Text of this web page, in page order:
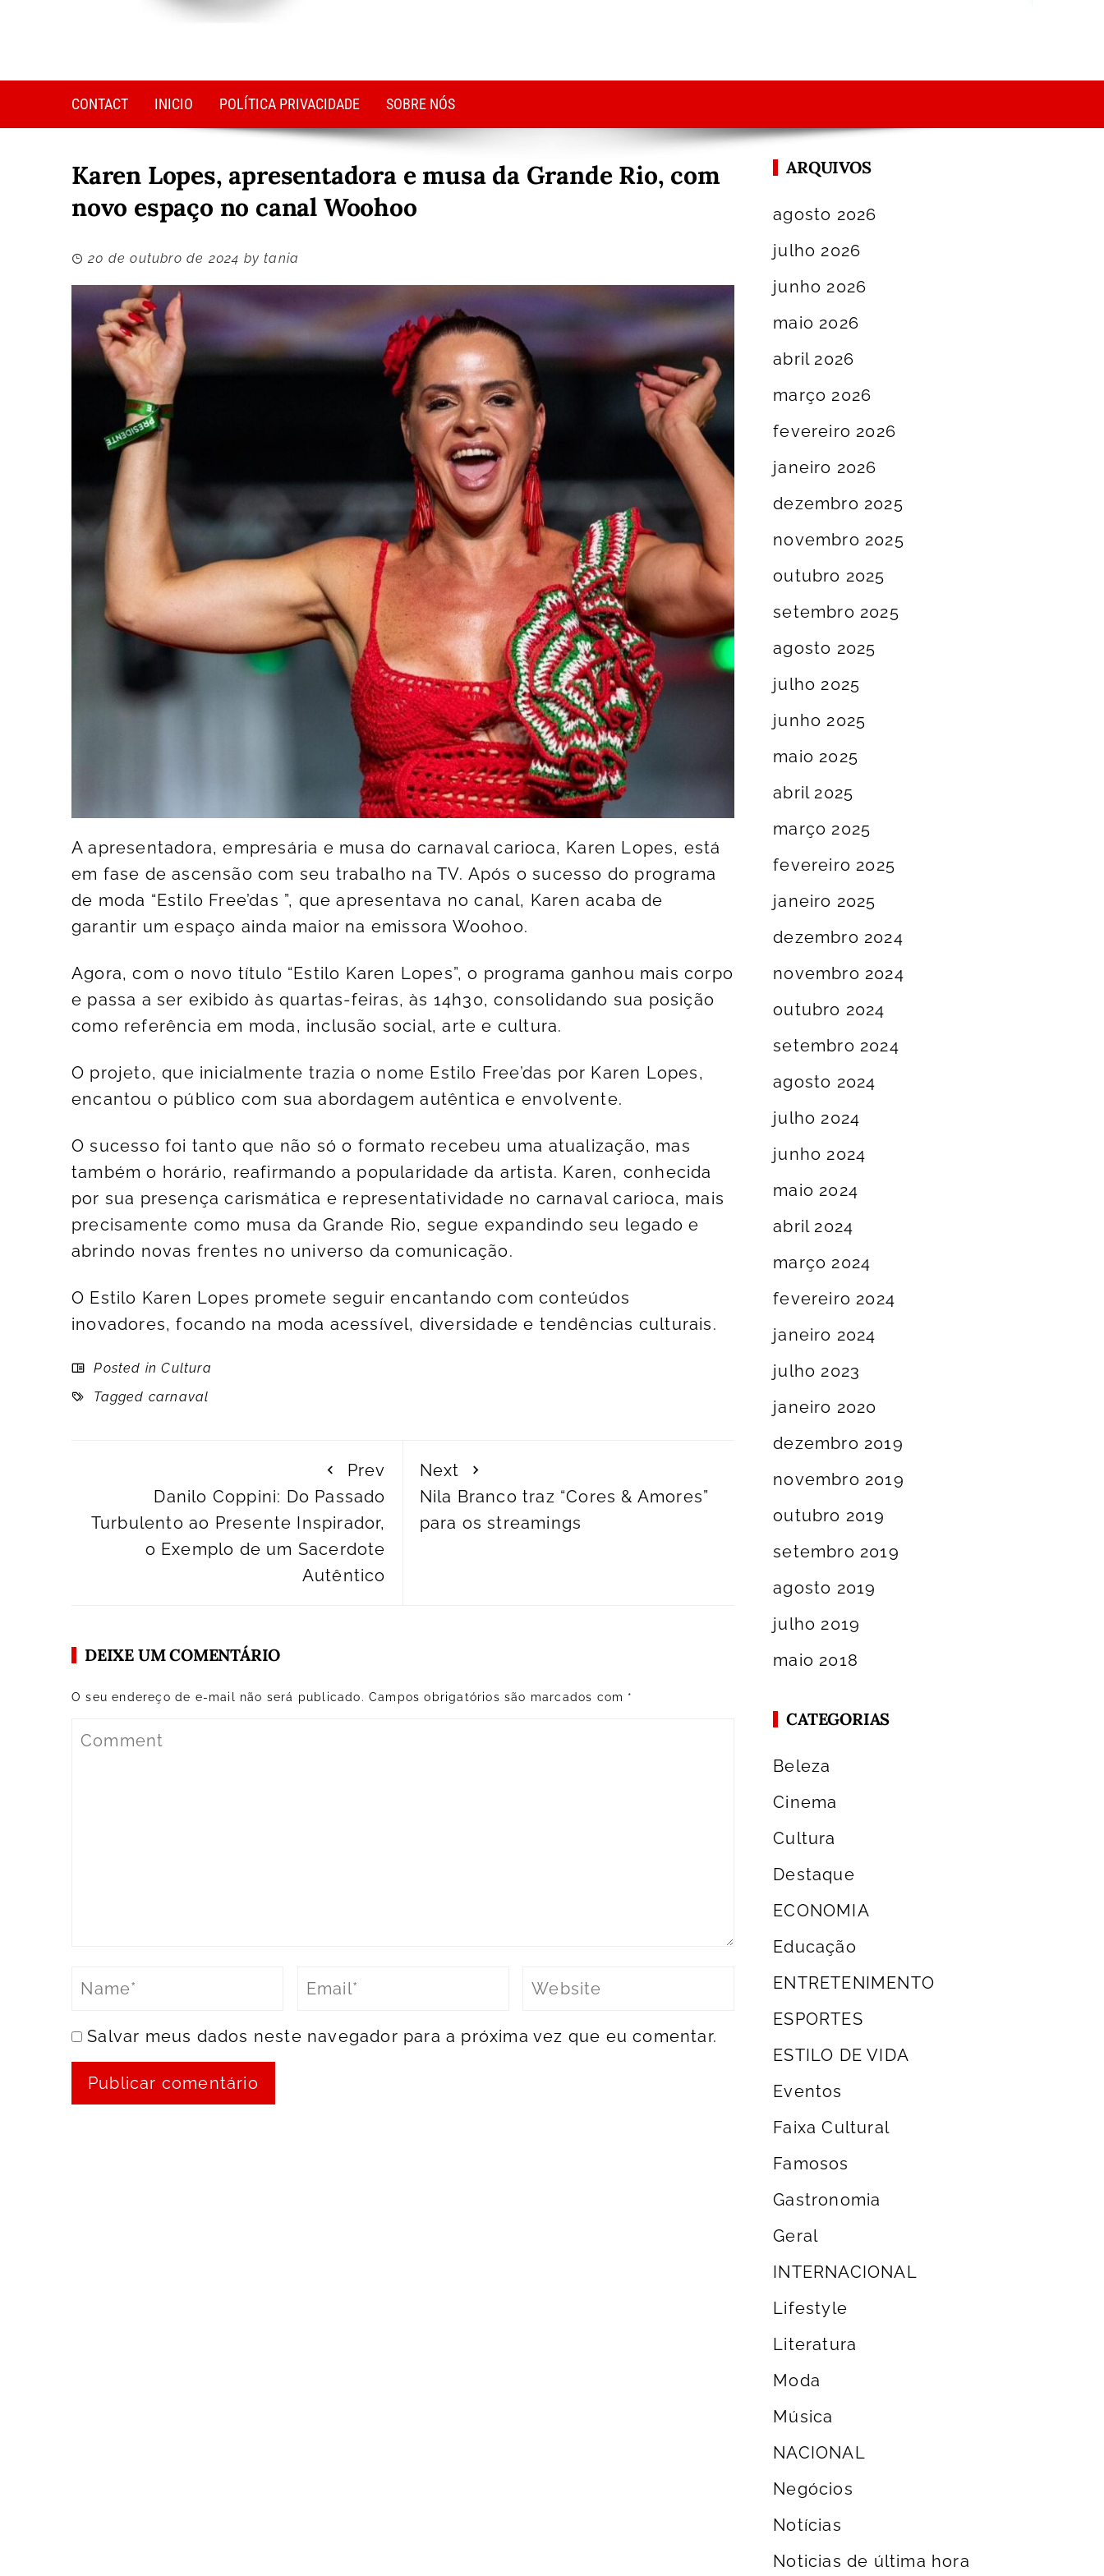
CONTACT INICIO POLÍTICA PRIVACIDADE SOBRE NÓS
Karen Lopes, apresentadora e musa da Grande Rio, com
novo espaço no canal Woohoo
20 de outubro de 2024 bytania
A apresentadora, empresária e musa do carnaval carioca, Karen Lopes, está
em fase de ascensão com seu trabalho na TV. Após o sucesso do programa
de moda “Estilo Free’das ”, que apresentava no canal, Karen acaba de
garantir um espaço ainda maior na emissora Woohoo.
Agora, com o novo título “Estilo Karen Lopes”, o programa ganhou mais corpo
e passa a ser exibido às quartas-feiras, às 14h30, consolidando sua posição
como referência em moda, inclusão social, arte e cultura.
O projeto, que inicialmente trazia o nome Estilo Free’das por Karen Lopes,
encantou o público com sua abordagem autêntica e envolvente.
O sucesso foi tanto que não só o formato recebeu uma atualização, mas
também o horário, reafirmando a popularidade da artista. Karen, conhecida
por sua presença carismática e representatividade no carnaval carioca, mais
precisamente como musa da Grande Rio, segue expandindo seu legado e
abrindo novas frentes no universo da comunicação.
O Estilo Karen Lopes promete seguir encantando com conteúdos
inovadores, focando na moda acessível, diversidade e tendências culturais.
Posted inCultura
Tagged carnaval
Prev
Danilo Coppini: Do Passado
Turbulento ao Presente Inspirador,
o Exemplo de um Sacerdote
Autêntico
Next
Nila Branco traz “Cores & Amores”
para os streamings
DEIXE UM COMENTÁRIO
O seu endereço de e-mail não será publicado. Campos obrigatórios são marcados com *
Salvar meus dados neste navegador para a próxima vez que eu comentar.
ARQUIVOS
agosto 2026
julho 2026
junho 2026
maio 2026
abril 2026
março 2026
fevereiro 2026
janeiro 2026
dezembro 2025
novembro 2025
outubro 2025
setembro 2025
agosto 2025
julho 2025
junho 2025
maio 2025
abril 2025
março 2025
fevereiro 2025
janeiro 2025
dezembro 2024
novembro 2024
outubro 2024
setembro 2024
agosto 2024
julho 2024
junho 2024
maio 2024
abril 2024
março 2024
fevereiro 2024
janeiro 2024
julho 2023
janeiro 2020
dezembro 2019
novembro 2019
outubro 2019
setembro 2019
agosto 2019
julho 2019
maio 2018
CATEGORIAS
Beleza
Cinema
Cultura
Destaque
ECONOMIA
Educação
ENTRETENIMENTO
ESPORTES
ESTILO DE VIDA
Eventos
Faixa Cultural
Famosos
Gastronomia
Geral
INTERNACIONAL
Lifestyle
Literatura
Moda
Música
NACIONAL
Negócios
Notícias
Noticias de última hora